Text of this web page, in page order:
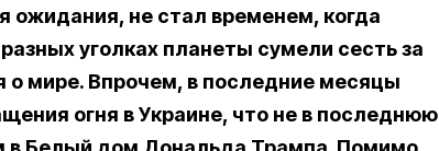
ожидания, не стал временем, когда
уголках планеты сумели сесть за
о мире. Впрочем, в последние месяцы
огня в Украине, что не в последнюю